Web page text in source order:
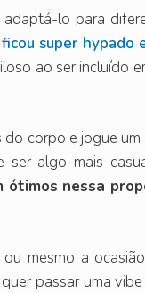
lo para
super hypado
ao ser incluído
do corpo e jogue um
ser algo mais
ótimos nessa
mesmo a
passar uma vibe